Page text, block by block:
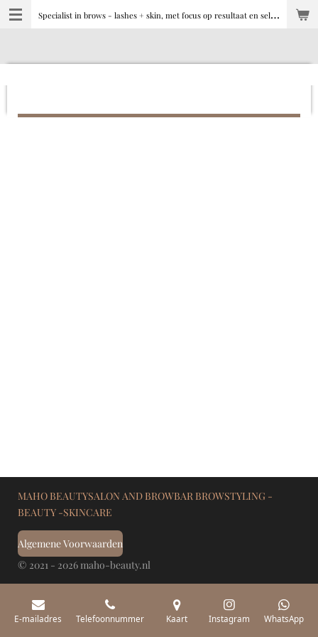
Ga
direct
de
S
pecialist in brows - lashes + skin, met focus op resultaat en selfcare
MAHO BEAUTYSALON AND BROWBAR BROWSTYLING -
BEAUTY -SKINCARE
Algemene Voorwaarden
© 2021 - 2026 maho-beauty.nl
E-mailadres Telefoonnummer Kaart Instagram WhatsApp